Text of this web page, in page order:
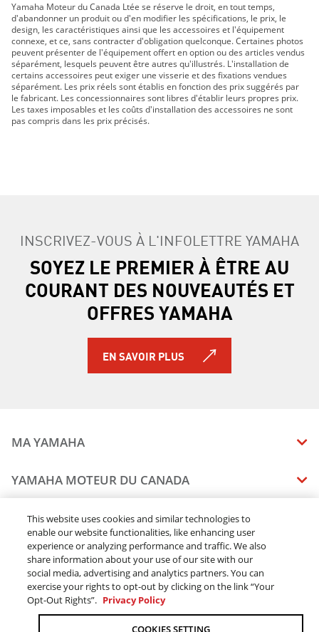
VK540 2019
YZ125 2019 À 2 TEMPS
YZ250 2019 À 2 TEMPS
YZ250X 2019 À 2 TEMPS
YZ85 2019 À 2 TEMPS
PW50 2020
VK540 2020
YZ125 2020 À 2 TEMPS
Mountain Max LE 154 2021
Mountain Max LE 165 2021
PW50 2021
YZ125 2021
YZ125X 2021
YZ250 2021
YZ250X 2021
YZ85 2021
Transporter Lite 2021
Mountain Max LE 154 2022
PW50 2022
SXVenom Mountain 2022
SXVenom 2022
Transporter Lite 2022
Transporter 800 2022
Transporter Lite 2-UP 2022
Yamaha Moteur du Canada Ltée se réserve le droit, en tout temps,
d'abandonner un produit ou d'en modifier les spécifications, le prix, le
design, les caractéristiques ainsi que les accessoires et l'équipement
connexe, et ce, sans contracter d'obligation quelconque. Certaines photos
peuvent présenter de l'équipement offert en option ou des articles vendus
séparément, lesquels peuvent être autres qu'illustrés. L'installation de
certains accessoires peut exiger une visserie et des fixations vendues
séparément. Les prix réels sont établis en fonction des prix suggérés par
le fabricant. Les concessionnaires sont libres d'établir leurs propres prix.
Les taxes imposables et les coûts d'installation des accessoires ne sont
pas compris dans les prix précisés.
INSCRIVEZ-VOUS À L'INFOLETTRE YAMAHA
SOYEZ LE PREMIER À ÊTRE AU
COURANT DES NOUVEAUTÉS ET
OFFRES YAMAHA
EN SAVOIR PLUS
MA YAMAHA
MANUELS
ÉTAT DES RAPPELS DE VOTRE VÉHICULE
YAMAHA MOTEUR DU CANADA
CARRIERES
RESTONS DEHORS
BLOGUE
COMMUNIQUEZ AVEC NOUS
CONCESSIONNAIRES
TROUVEZ UN CONCESSIONNAIRE
DEVENEZ CONCESSIONNAIRE
CONCESSIONAIRE ÉLITE
MENTIONS JURIDIQUES
MODALITÉS ET CONDITIONS
ACOMPTE EN LIGNE MODALITÉS ET CONDITIONS
COMMANDES EN LIGNE
This website uses cookies and similar technologies to
enable our website functionalities, like enhancing user
experience or analyzing performance and traffic. We also
share information about your use of our site with our
social media, advertising and analytics partners. You can
exercise your rights to opt-out by clicking on the link “Your
Opt-Out Rights”. Privacy Policy
COOKIES SETTING